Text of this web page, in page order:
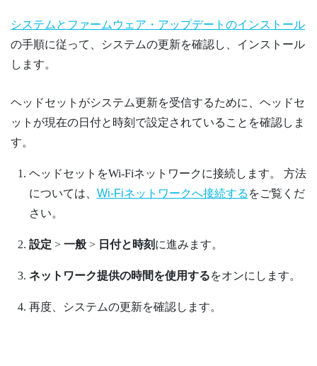
システムとファームウェア・アップデートのインストール
の手順に従って、システムの更新を確認し、インストール
します。
ヘッドセットがシステム更新を受信するために、ヘッドセ
ットが現在の日付と時刻で設定されていることを確認しま
す。
ヘッドセットをWi-Fiネットワークに接続します。 方法
については、 Wi‍-Fiネットワークへ接続する をご覧くだ
さい。
設定 > 一般> 日付と時刻 に進みます。
ネットワーク提供の時間を使用するをオンにします。
再度、システムの更新を確認します。